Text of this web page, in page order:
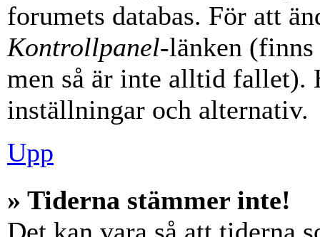
forumets databas. För att
Kontrollpanel-länken
men så är inte alltid fallet).
inställningar och alternativ.
Upp
» Tiderna stämmer inte!